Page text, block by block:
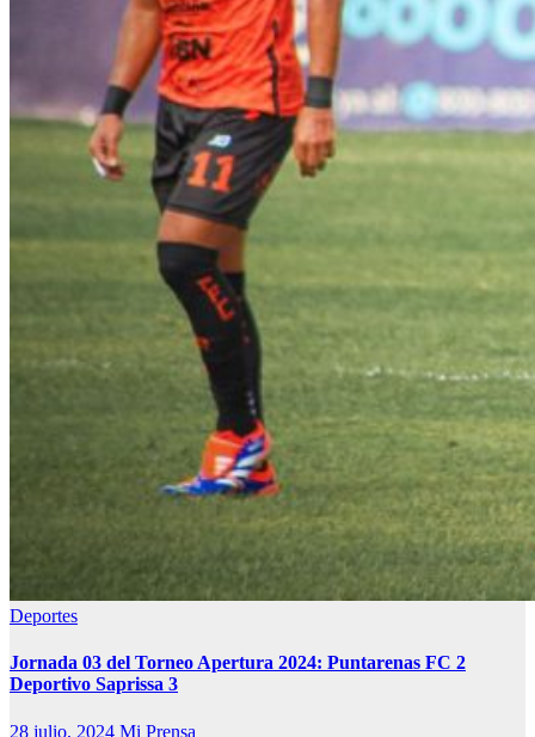
Deportes
Jornada 03 del Torneo Apertura 2024: Puntarenas FC 2
Deportivo Saprissa 3
28 julio, 2024 Mi Prensa